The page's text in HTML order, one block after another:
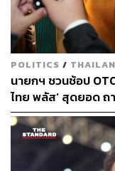
รวมถึง ประธานองค์
ประธานองค์กรเพื่อ
สถาบันวิจัยเพื่อการ
เลขาธิการคณะกรร
สำนักงาน ก.พ.ร. ซึ่ง
และเลขานุการ และ
กฤษฎีกา ซึ่งได้รับม
ให้ คตท. มีหน้าที่แล
POLITICS /
นายกฯ ชวนช้อป
ไทย พลัส’ สุดยอด ถ
พยายาม’